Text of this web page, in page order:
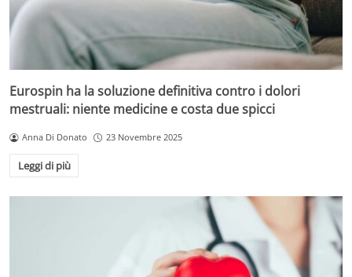
Eurospin ha la soluzione definitiva contro i dolori
mestruali: niente medicine e costa due spicci
Anna Di Donato 23 Novembre 2025
Leggi di più